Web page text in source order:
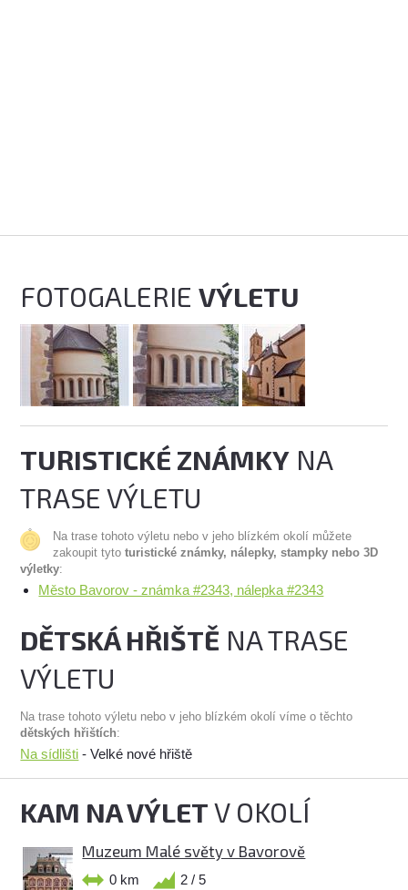
FOTOGALERIEVÝLETU
TURISTICKÉ ZNÁMKY NA
TRASE VÝLETU
Na trase tohoto výletu nebo v jeho blízkém okolí můžete
zakoupit tytoturistické známky, nálepky, stampky nebo 3D
výletky:
Město Bavorov - známka #2343, nálepka #2343
DĚTSKÁ HŘIŠTĚ NA TRASE
VÝLETU
Na trase tohoto výletu nebo v jeho blízkém okolí víme o těchto
dětských hřištích:
Na sídlišti - Velké nové hřiště
KAM NA VÝLETV OKOLÍ
Muzeum Malé světy v Bavorově
0 km 2 / 5